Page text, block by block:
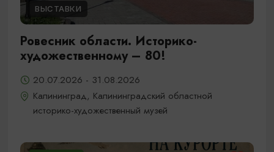
ВЫСТАВКИ
Ровесник области. Историко-
художественному – 80!
20.07.2026 - 31.08.2026
Калининград, Калининградский областной
историко-художественный музей